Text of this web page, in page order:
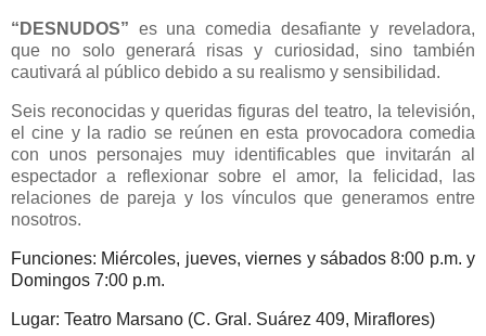
“DESNUDOS” es una comedia desafiante y reveladora,
que no solo generará risas y curiosidad, sino también
cautivará al público debido a su realismo y sensibilidad.
Seis reconocidas y queridas figuras del teatro, la televisión,
el cine y la radio se reúnen en esta provocadora comedia
con unos personajes muy identificables que invitarán al
espectador a reflexionar sobre el amor, la felicidad, las
relaciones de pareja y los vínculos que generamos entre
nosotros.
Funciones: Miércoles, jueves, viernes y sábados 8:00 p.m. y
Domingos 7:00 p.m.
Lugar: Teatro Marsano (C. Gral. Suárez 409, Miraflores)